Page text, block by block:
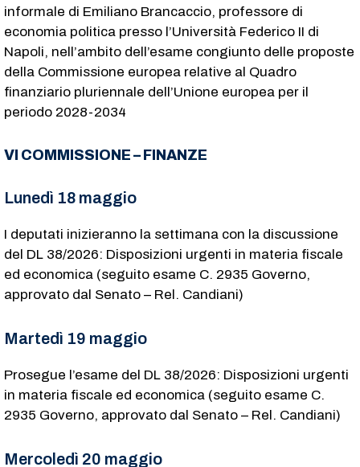
informale di Emiliano Brancaccio, professore di
economia politica presso l’Università Federico II di
Napoli, nell’ambito dell’esame congiunto delle proposte
della Commissione europea relative al Quadro
finanziario pluriennale dell’Unione europea per il
periodo 2028-2034
VI COMMISSIONE – FINANZE
Lunedì 18 maggio
I deputati inizieranno la settimana con la discussione
del DL 38/2026: Disposizioni urgenti in materia fiscale
ed economica (seguito esame C. 2935​ Governo,
approvato dal Senato – Rel. Candiani)
Martedì 19 maggio
Prosegue l’esame del DL 38/2026: Disposizioni urgenti
in materia fiscale ed economica (seguito esame C.
2935​ Governo, approvato dal Senato – Rel. Candiani)
Mercoledì 20 maggio